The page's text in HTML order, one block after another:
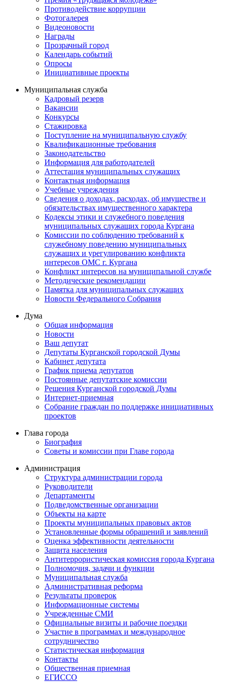
Противодействие коррупции
Фотогалерея
Видеоновости
Награды
Прозрачный город
Календарь событий
Опросы
Инициативные проекты
Муниципальная служба
Кадровый резерв
Вакансии
Конкурсы
Стажировка
Поступление на муниципальную службу
Квалификационные требования
Законодательство
Информация для работодателей
Аттестация муниципальных служащих
Контактная информация
Учебные учреждения
Сведения о доходах, расходах, об имуществе и
обязательствах имущественного характера
Кодексы этики и служебного поведения
муниципальных служащих города Кургана
Комиссии по соблюдению требований к
служебному поведению муниципальных
служащих и урегулированию конфликта
интересов ОМС г. Кургана
Конфликт интересов на муниципальной службе
Методические рекомендации
Памятка для муниципальных служащих
Новости Федерального Cобрания
Дума
Общая информация
Новости
Ваш депутат
Депутаты Курганской городской Думы
Кабинет депутата
График приема депутатов
Постоянные депутатские комиссии
Решения Курганской городской Думы
Интернет-приемная
Собрание граждан по поддержке инициативных
проектов
Глава города
Биография
Советы и комиссии при Главе города
Администрация
Структура администрации города
Руководители
Департаменты
Подведомственные организации
Объекты на карте
Проекты муниципальных правовых актов
Установленные формы обращений и заявлений
Оценка эффективности деятельности
Защита населения
Антитеррористическая комиссия города Кургана
Полномочия, задачи и функции
Муниципальная служба
Административная реформа
Результаты проверок
Информационные системы
Учрежденные СМИ
Официальные визиты и рабочие поездки
Участие в программах и международное
сотрудничество
Статистическая информация
Контакты
Общественная приемная
ЕГИССО